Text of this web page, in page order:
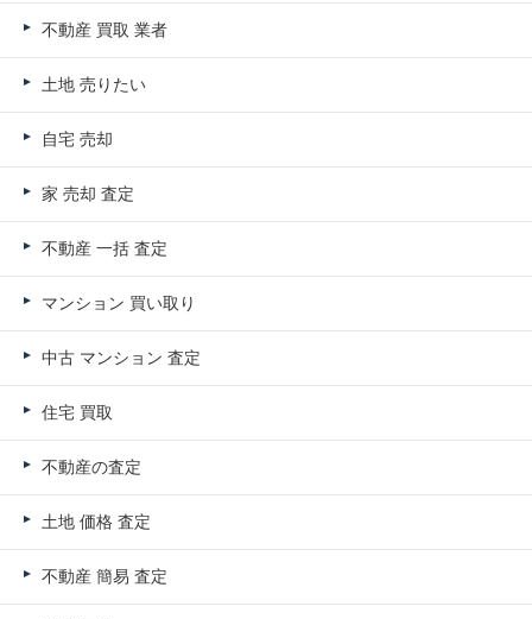
不動産 買取 業者
土地 売りたい
自宅 売却
家 売却 査定
不動産 一括 査定
マンション 買い取り
中古 マンション 査定
住宅 買取
不動産の査定
土地 価格 査定
不動産 簡易 査定